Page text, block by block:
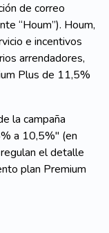
de correo
“Houm”). Houm,
e incentivos
arrendadores,
Plus de 11,5%
la campaña
a 10,5%" (en
el detalle
plan Premium